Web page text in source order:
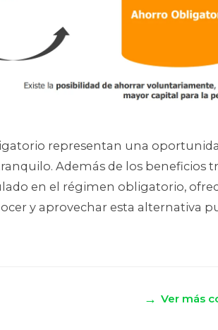
representan una
Además de los beneficios
en el régimen obligatorio,
y aprovechar esta alternativa
→ Ver más